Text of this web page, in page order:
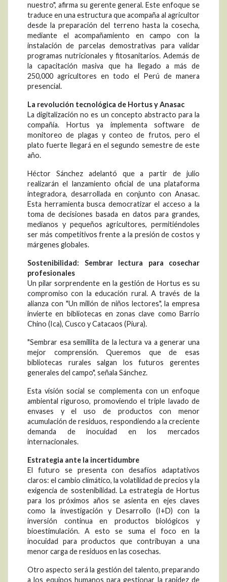
nuestro", afirma su gerente general. Este enfoque se
traduce en una estructura que acompaña al agricultor
desde la preparación del terreno hasta la cosecha,
mediante el acompañamiento en campo con la
instalación de parcelas demostrativas para validar
programas nutricionales y fitosanitarios. Además de
la capacitación masiva que ha llegado a más de
250,000 agricultores en todo el Perú de manera
presencial.
La revolución tecnológica de Hortus y Anasac
La digitalización no es un concepto abstracto para la
compañía. Hortus ya implementa software de
monitoreo de plagas y conteo de frutos, pero el
plato fuerte llegará en el segundo semestre de este
año.
Héctor Sánchez adelantó que a partir de julio
realizarán el lanzamiento oficial de una plataforma
integradora, desarrollada en conjunto con Anasac.
Esta herramienta busca democratizar el acceso a la
toma de decisiones basada en datos para grandes,
medianos y pequeños agricultores, permitiéndoles
ser más competitivos frente a la presión de costos y
márgenes globales.
Sostenibilidad: Sembrar lectura para cosechar
profesionales
Un pilar sorprendente en la gestión de Hortus es su
compromiso con la educación rural. A través de la
alianza con "Un millón de niños lectores", la empresa
invierte en bibliotecas en zonas clave como Barrio
Chino (Ica), Cusco y Catacaos (Piura).
"Sembrar esa semillita de la lectura va a generar una
mejor comprensión. Queremos que de esas
bibliotecas rurales salgan los futuros gerentes
generales del campo", señala Sánchez.
Esta visión social se complementa con un enfoque
ambiental riguroso, promoviendo el triple lavado de
envases y el uso de productos con menor
acumulación de residuos, respondiendo a la creciente
demanda de inocuidad en los mercados
internacionales.
Estrategia ante la incertidumbre
El futuro se presenta con desafíos adaptativos
claros: el cambio climático, la volatilidad de precios y la
exigencia de sostenibilidad. La estrategia de Hortus
para los próximos años se asienta en ejes claves
como la investigación y Desarrollo (I+D) con la
inversión continua en productos biológicos y
bioestimulación. A esto se suma el foco en la
inocuidad para productos que contribuyan a una
menor carga de residuos en las cosechas.
Otro aspecto será la gestión del talento, preparando
a los equipos humanos para gestionar la rapidez de